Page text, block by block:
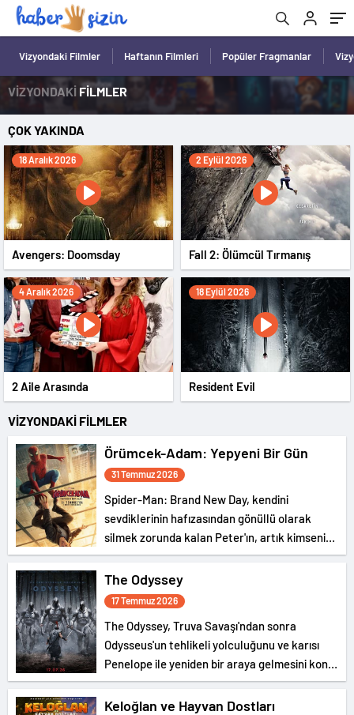
Vizyondaki Filmler Haftanın Filmleri Popüler Fragmanlar
VİZYONDAKİ FİLMLER
ÇOK YAKINDA
18 Aralık 2026
Avengers: Doomsday
2 Eylül 2026
Fall 2: Ölümcül Tırmanış
4 Aralık 2026
2 Aile Arasında
18 Eylül 2026
Resident Evil
VİZYONDAKİ FİLMLER
Örümcek-Adam: Yepyeni Bir Gün
31 Temmuz 2026
Spider-Man: Brand New Day, kendini
sevdiklerinin hafızasından gönüllü olarak
silmek zorunda kalan Peter'ın, artık kimsenin
gerçek kimliğini bilmediği New York
sokaklarında tek başına suçla savaşırken,
yaşamaya başladığı fiziksel değişimle
boğuşmasını anlatıyor.
The Odyssey
17 Temmuz 2026
The Odyssey, Truva Savaşı'ndan sonra
Odysseus'un tehlikeli yolculuğunu ve karısı
Penelope ile yeniden bir araya gelmesini konu
ediyor.
Keloğlan ve Hayvan Dostları